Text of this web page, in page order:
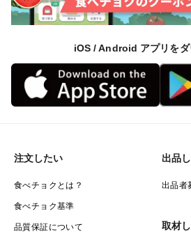
iOS / Android アプリをダ
注文したい
食べチョクとは？
食べチョク基準
品質保証について
出品
出品者
取材